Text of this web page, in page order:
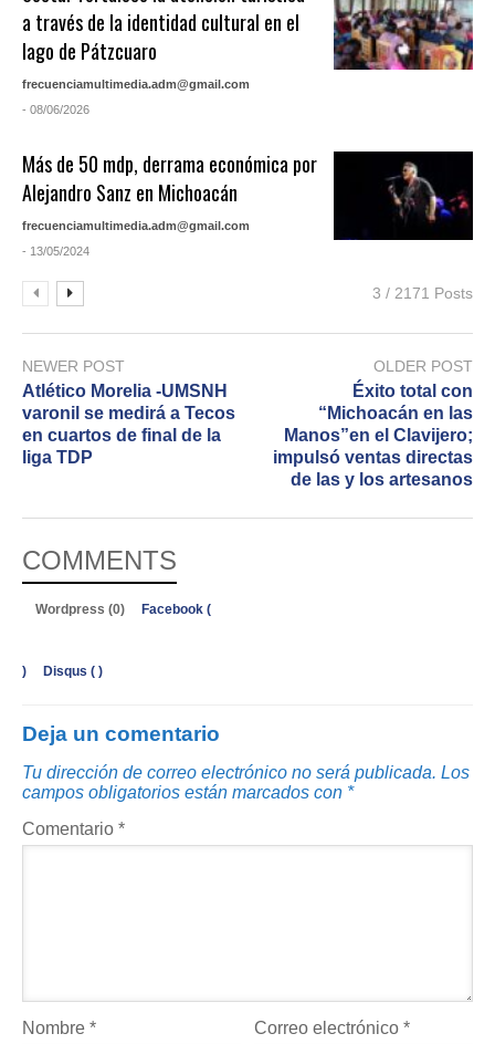
a través de la identidad cultural en el
lago de Pátzcuaro
frecuenciamultimedia.adm@gmail.com
- 08/06/2026
Más de 50 mdp, derrama económica por
Alejandro Sanz en Michoacán
frecuenciamultimedia.adm@gmail.com
- 13/05/2024
3 / 2171 Posts
NEWER POST
Atlético Morelia -UMSNH
varonil se medirá a Tecos
en cuartos de final de la
liga TDP
OLDER POST
Éxito total con
“Michoacán en las
Manos”en el Clavijero;
impulsó ventas directas
de las y los artesanos
COMMENTS
Wordpress (0) Facebook (
) Disqus ( )
Deja un comentario
Tu dirección de correo electrónico no será publicada. Los
campos obligatorios están marcados con *
Comentario *
Nombre * Correo electrónico*